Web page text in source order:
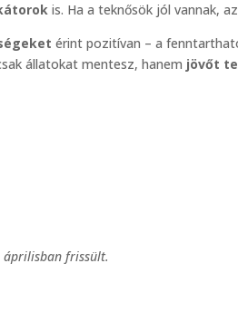
is. Ha a teknősök jól vannak,
érint pozitívan – a
állatokat mentesz, hanem jövőt
áprilisban frissült.